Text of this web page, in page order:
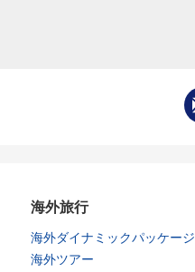
海外旅行
海外ダイナミックパッケージ
海外ツアー